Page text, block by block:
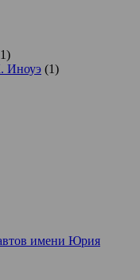
Иноуэ (1)
имени Юрия